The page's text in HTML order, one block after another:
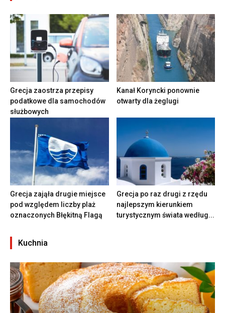
Grecja zaostrza przepisy
podatkowe dla samochodów
służbowych
Kanał Koryncki ponownie
otwarty dla żeglugi
Grecja zająła drugie miejsce
pod względem liczby plaż
oznaczonych Błękitną Flagą
Grecja po raz drugi z rzędu
najlepszym kierunkiem
turystycznym świata według...
Kuchnia